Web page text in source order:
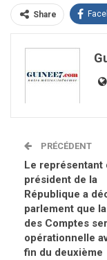
Share
PRÉCÉDENT
Le représentant
président de la
République a
parlement que
des Comptes
opérationnelle
fin du deuxième